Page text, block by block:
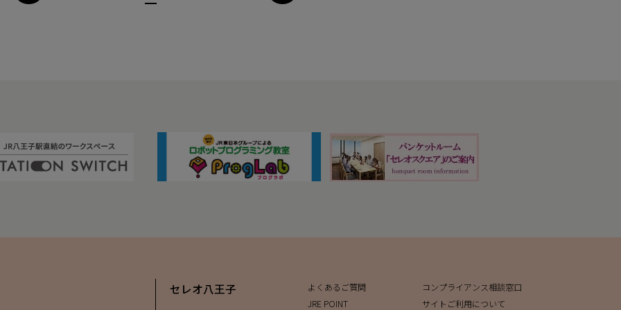
セレオ八王子
よくあるご質問
JRE POINT
コンプライアンス相談窓口
サイトご利用について